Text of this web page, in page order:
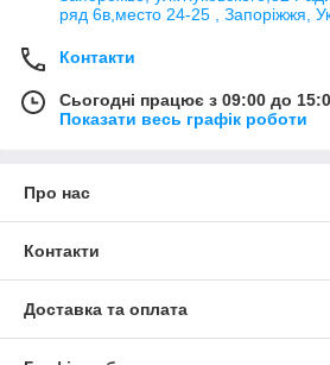
ряд 6в,место 24-25 , Запоріжжя,
Контакти
Сьогодні працює з 09:00 до
Показати весь графік роботи
Про нас
Контакти
Доставка та оплата